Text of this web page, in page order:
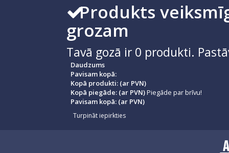
Produkts
grozam
Tavā gozā ir 0 produkti.
Daudzums
Pavisam kopā:
Kopā produkti: (ar PVN)
Kopā piegāde: (ar PVN)Piegāde par brīvu!
Pavisam kopā: (ar PVN)
Turpināt iepirkties